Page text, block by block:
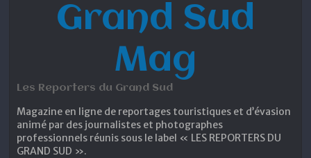
Grand Sud
Mag
Les Reporters du Grand Sud
Magazine en ligne de reportages touristiques et d’évasion
animé par des journalistes et photographes
professionnels réunis sous le label « LES REPORTERS DU
GRAND SUD ».